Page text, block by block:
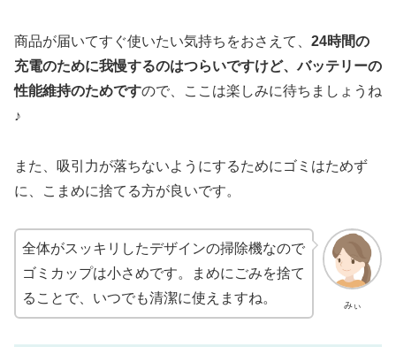
商品が届いてすぐ使いたい気持ちをおさえて、 24時間の
充電のために我慢するのはつらいですけど、バッテリーの
性能維持のためですので、ここは楽しみに待ちましょうね
♪
また、吸引力が落ちないようにするためにゴミはためず
に、こまめに捨てる方が良いです。
みぃ
全体がスッキリしたデザインの掃除機なので
ゴミカップは小さめです。まめにごみを捨て
ることで、いつでも清潔に使えますね。